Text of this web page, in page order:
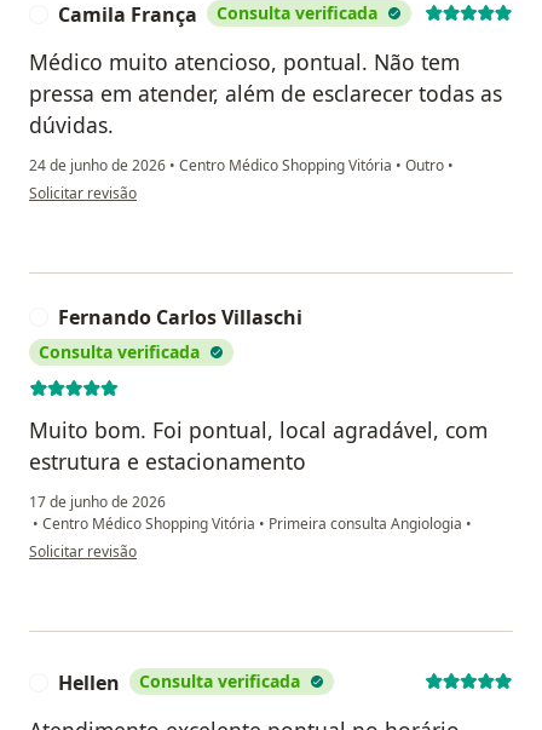
Camila França Consulta verificada
Médico muito atencioso, pontual. Não tem
pressa em atender, além de esclarecer todas as
dúvidas.
24 de junho de 2026 • Centro Médico Shopping Vitória • Outro •
na opinião do utilizador Camila França
Solicitar revisão
Fernando Carlos Villaschi
Consulta verificada
Muito bom. Foi pontual, local agradável, com
estrutura e estacionamento
17 de junho de 2026
• Centro Médico Shopping Vitória • Primeira consulta Angiologia •
na opinião do utilizador Fernando Carlos Villaschi
Solicitar revisão
Hellen Consulta verificada